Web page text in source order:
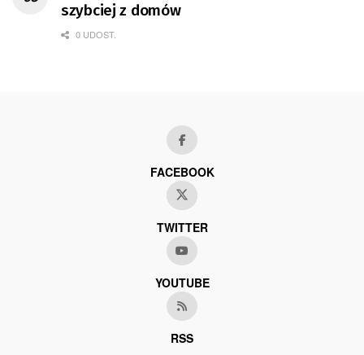
szybciej z domów
0 UDOST.
FACEBOOK
TWITTER
YOUTUBE
RSS